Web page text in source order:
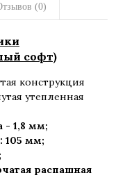
(0)
софт)
конструкция
утепленная
- 1,8 мм;
105 мм;
распашная